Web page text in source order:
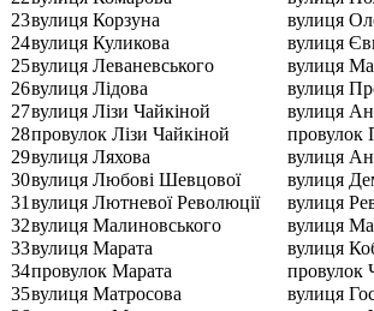
23вулиця Корзуна
вулиця
24вулиця Куликова
вулиця
25вулиця Леваневського
вулиця
26вулиця Лідова
вулиця
27вулиця Лізи Чайкіной
вулиця
28провулок Лізи Чайкіной
провулок
29вулиця Ляхова
вулиця
30вулиця Любові Шевцової
вулиця
31 вулиця Лютневої Революції
вулиця
32вулиця Малиновського
вулиця
33вулиця Марата
вулиця
34провулок Марата
провулок
35вулиця Матросова
вулиця